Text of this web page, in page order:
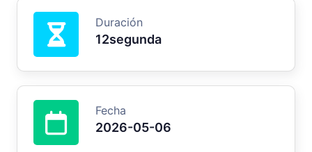
Duración
12segunda
Fecha
2026-05-06